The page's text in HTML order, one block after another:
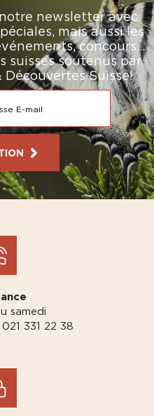
newsletter avec
mais aussi les
concours…
suisses soutenus par
Suisse!
samedi
331 22 38